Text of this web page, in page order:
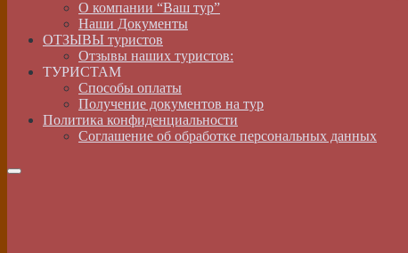
О компании “Ваш тур”
Наши Документы
ОТЗЫВЫ туристов
Отзывы наших туристов:
ТУРИСТАМ
Способы оплаты
Получение документов на тур
Политика конфиденциальности
Соглашение об обработке персональных данных